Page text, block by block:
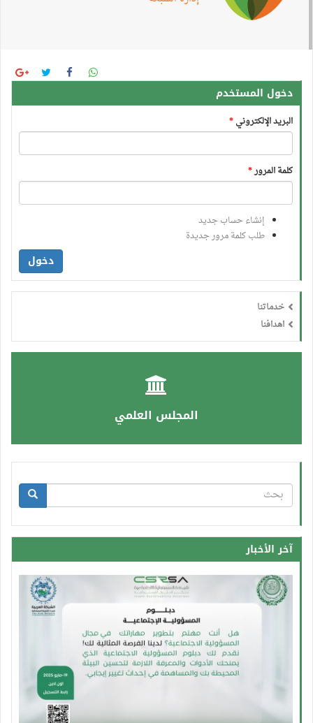
دخول المستخدم
البريد الإلكتروني*
كلمة المرور*
إنشاء حساب جديد
طلب كلمة مرور جديدة
دخول
خدماتنا
اهدافنا
المجلس العلمي
استمارة
البحث
آخر الأخبار